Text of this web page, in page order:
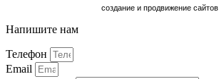
cоздание и продвижение сайтов
Напишите нам
Телефон
Email